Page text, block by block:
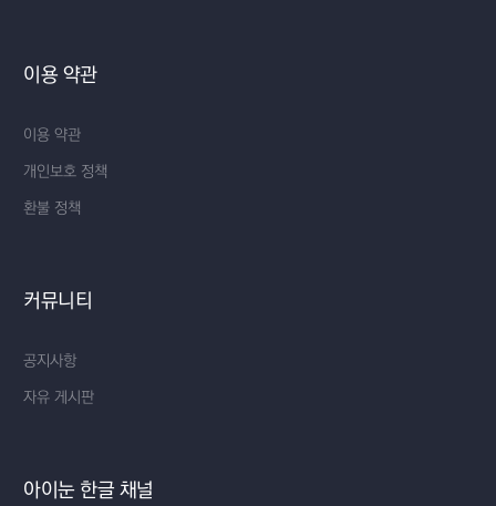
이용 약관
이용 약관
개인보호 정책
환불 정책
커뮤니티
공지사항
자유 게시판
아이눈 한글 채널